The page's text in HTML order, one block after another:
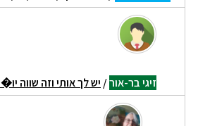
זיגי בר-אור/ יש לך אותי וזה שווה יו�